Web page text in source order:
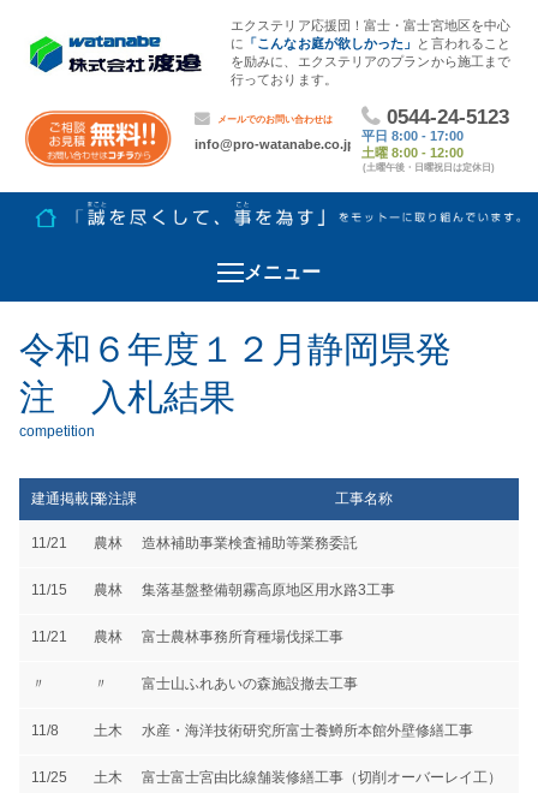
エクステリア応援団！富士・富士宮地区を中心
に 「こんなお庭が欲しかった」
と言われること
を励みに、エクステリアのプランから施工まで
行っております。
メニュー
令和６年度１２月静岡県発
注 入札結果
建通掲載日発注課 工事名称
11/21 農林 造林補助事業検査補助等業務委託
11/15 農林 集落基盤整備朝霧高原地区用水路3工事
11/21 農林 富士農林事務所育種場伐採工事
〃 〃 富士山ふれあいの森施設撤去工事
11/8 土木 水産・海洋技術研究所富士養鱒所本館外壁修繕工事
11/25 土木 富士富士宮由比線舗装修繕工事（切削オーバーレイ工）